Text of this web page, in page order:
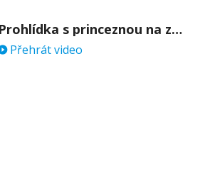
Prohlídka s princeznou na zámku Stekník
Přehrát video